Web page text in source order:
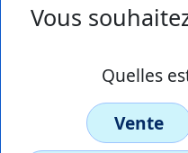
Vous
Quelles
Vente